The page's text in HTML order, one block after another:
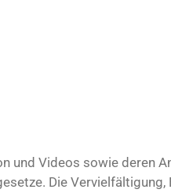
und Videos sowie deren
Die